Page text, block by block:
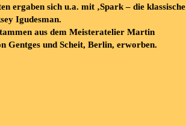
ergaben sich u.a. mit ‚Spark – die klassische
Igudesman.
aus dem Meisteratelier Martin
Gentges und Scheit, Berlin, erworben.